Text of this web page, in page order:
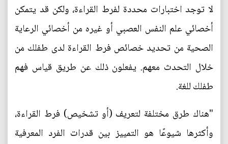
لا توجد اختبارات محددة لفرط القراءة، ولكن قد يتمكن
أخصائي علم النفس العصبي أو غيره من أخصائي الرعاية
الصحية من تحديد خصائص فرط القراءة لدى طفلك من
خلال التحدث معهم. يفعلون ذلك عن طريق قياس فهم
طفلك للغة.
"هناك طرق مختلفة لتعريف (أو تشخيص) فرط القراءة،
وأكثرها شيوعًا هو التمييز بين قدرات الفرد المعرفية